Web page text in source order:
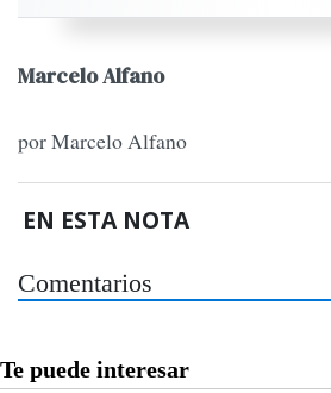
Marcelo Alfano
por Marcelo Alfano
EN ESTA NOTA
Comentarios